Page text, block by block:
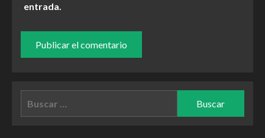
entrada.